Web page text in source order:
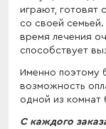
играют, готовят
со своей
время лечения
способствует
Именно поэтому
возможность
одной из
С каждого